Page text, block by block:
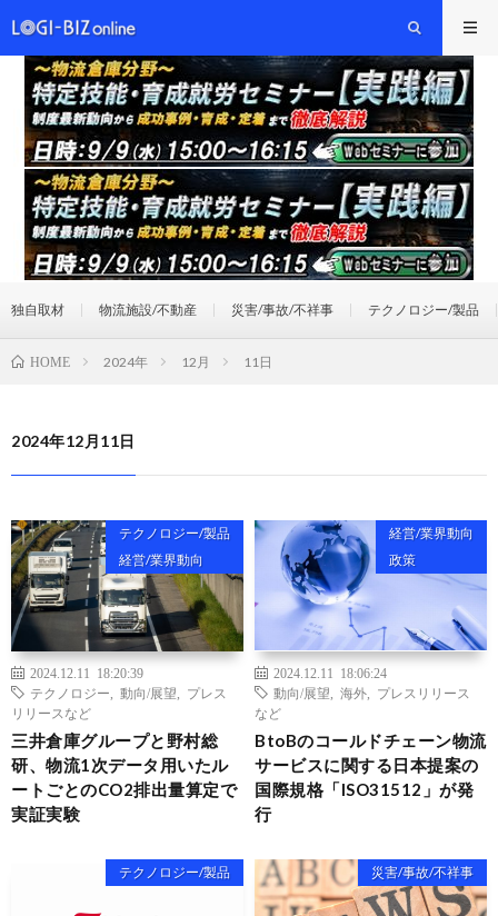
独自取材 物流施設/不動産 災害/事故/不祥事 テクノロジー/製品
HOME 2024年 12月 11日
2024年12月11日
テクノロジー/製品
経営/業界動向
2024.12.11 18:20:39
テクノロジー
動向/展望
プレス
リリースなど
三井倉庫グループと野村総
研、物流1次データ用いたル
ートごとのCO2排出量算定で
実証実験
経営/業界動向
政策
2024.12.11 18:06:24
動向/展望
海外
プレスリリース
など
BtoBのコールドチェーン物流
サービスに関する日本提案の
国際規格「ISO31512」が発
行
テクノロジー/製品 災害/事故/不祥事